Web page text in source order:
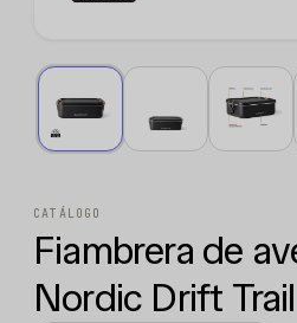
CATÁLOGO
Fiambrera de
Nordic Drift